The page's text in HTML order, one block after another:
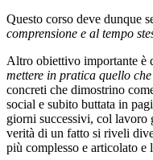
Questo corso deve dunque
comprensione e al tempo
Altro obiettivo importante è
mettere in pratica quello
concreti che dimostrino
social e subito buttata in
giorni successivi, col lavoro
verità di un fatto si riveli
più complesso e articolato e